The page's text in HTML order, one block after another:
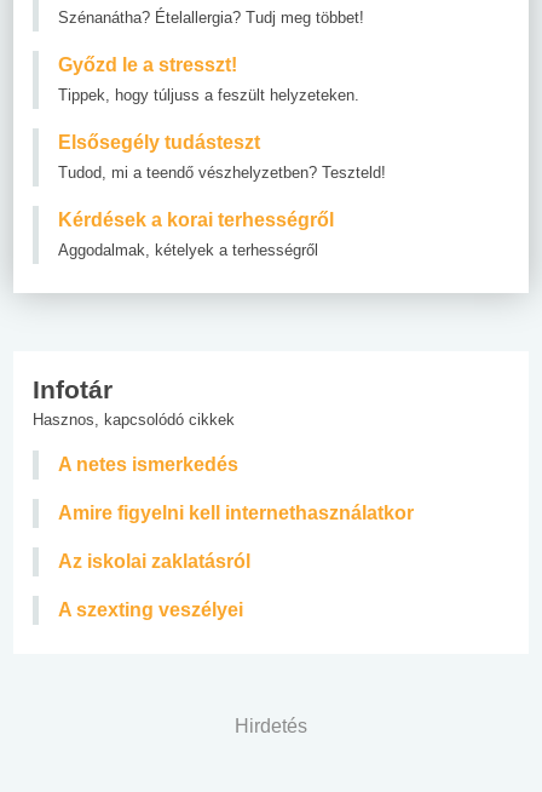
Szénanátha? Ételallergia? Tudj meg többet!
Győzd le a stresszt!
Tippek, hogy túljuss a feszült helyzeteken.
Elsősegély tudásteszt
Tudod, mi a teendő vészhelyzetben? Teszteld!
Kérdések a korai terhességről
Aggodalmak, kételyek a terhességről
Infotár
Hasznos, kapcsolódó cikkek
A netes ismerkedés
Amire figyelni kell internethasználatkor
Az iskolai zaklatásról
A szexting veszélyei
Hirdetés